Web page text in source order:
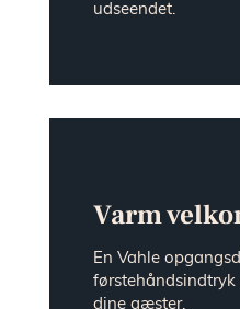
udseendet.
Varm
En Vahle
dine gæster.